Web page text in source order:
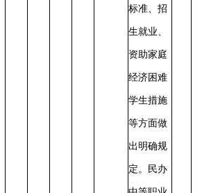
标准、招
生就业、
资助家庭
经济困难
学生措施
等方面做
出明确规
定。民办